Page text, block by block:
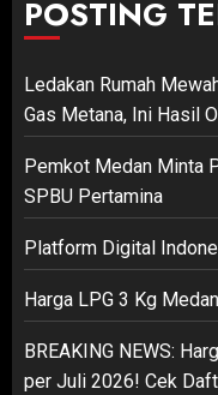
POSTING
Ledakan Rumah
Gas Metana, Ini Hasil
Pemkot Medan Minta
SPBU Pertamina
Platform Digital
Harga LPG 3 Kg
BREAKING NEWS:
per Juli 2026! Cek